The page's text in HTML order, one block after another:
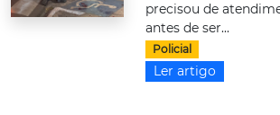
precisou de
antes de ser...
Policial
Ler artigo